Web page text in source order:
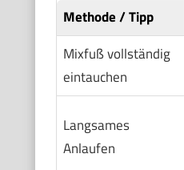
Methode / Tipp
Mixfuß vollständig
eintauchen
Langsames
Anlaufen